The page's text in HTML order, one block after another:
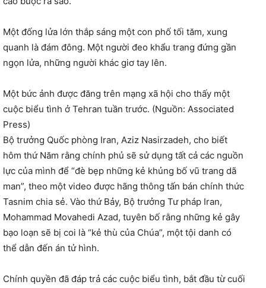
Một đống lửa lớn thắp sáng một con phố tối tăm, xung
quanh là đám đông. Một người đeo khẩu trang đứng gần
ngọn lửa, những người khác giơ tay lên.
Một bức ảnh được đăng trên mạng xã hội cho thấy một
cuộc biểu tình ở Tehran tuần trước. (Nguồn: Associated
Press)
Bộ trưởng Quốc phòng Iran, Aziz Nasirzadeh, cho biết
hôm thứ Năm rằng chính phủ sẽ sử dụng tất cả các nguồn
lực của mình để “đè bẹp những kẻ khủng bố vũ trang dã
man”, theo một video được hãng thông tấn bán chính thức
Tasnim chia sẻ. Vào thứ Bảy, Bộ trưởng Tư pháp Iran,
Mohammad Movahedi Azad, tuyên bố rằng những kẻ gây
bạo loạn sẽ bị coi là “kẻ thù của Chúa”, một tội danh có
thể dẫn đến án tử hình.
Chính quyền đã đáp trả các cuộc biểu tình, bắt đầu từ cuối